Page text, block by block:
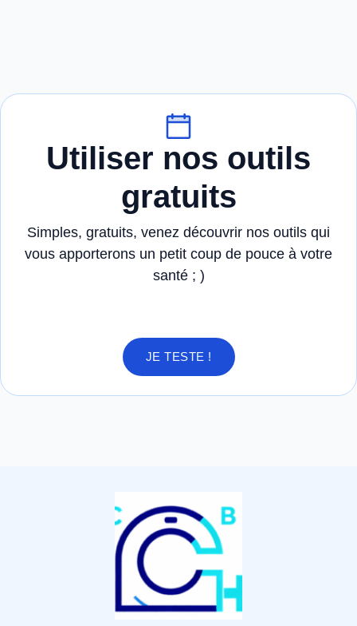
Utiliser nos outils
gratuits
Simples, gratuits, venez découvrir nos outils qui
vous apporterons un petit coup de pouce à votre
santé ; )
JE TESTE !